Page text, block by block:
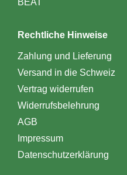
BEAT
Rechtliche Hinweise
Zahlung und Lieferung
Versand in die Schweiz
Vertrag widerrufen
Widerrufsbelehrung
AGB
Impressum
Datenschutzerklärung